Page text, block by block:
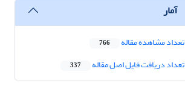
آمار
تعداد مشاهده مقاله 766
تعداد دریافت فایل اصل مقاله 337